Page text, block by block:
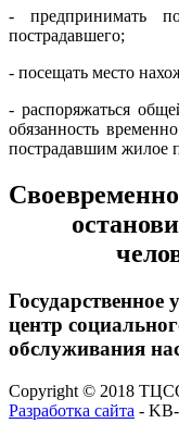
- предпринимать
пострадавшего;
- посещать место
- распоряжаться
обязанность
пострадавшим жилое
центр
обслуживания
Copyright © 2018
Разработка сайта -